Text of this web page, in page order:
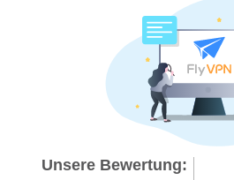
Unsere Bewertung: